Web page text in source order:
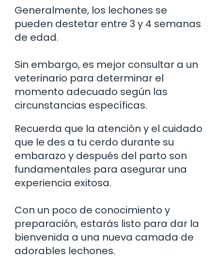
Generalmente, los lechones se
pueden destetar entre 3 y 4 semanas
de edad.
Sin embargo, es mejor consultar a un
veterinario para determinar el
momento adecuado según las
circunstancias específicas.
Recuerda que la atención y el cuidado
que le des a tu cerdo durante su
embarazo y después del parto son
fundamentales para asegurar una
experiencia exitosa.
Con un poco de conocimiento y
preparación, estarás listo para dar la
bienvenida a una nueva camada de
adorables lechones.